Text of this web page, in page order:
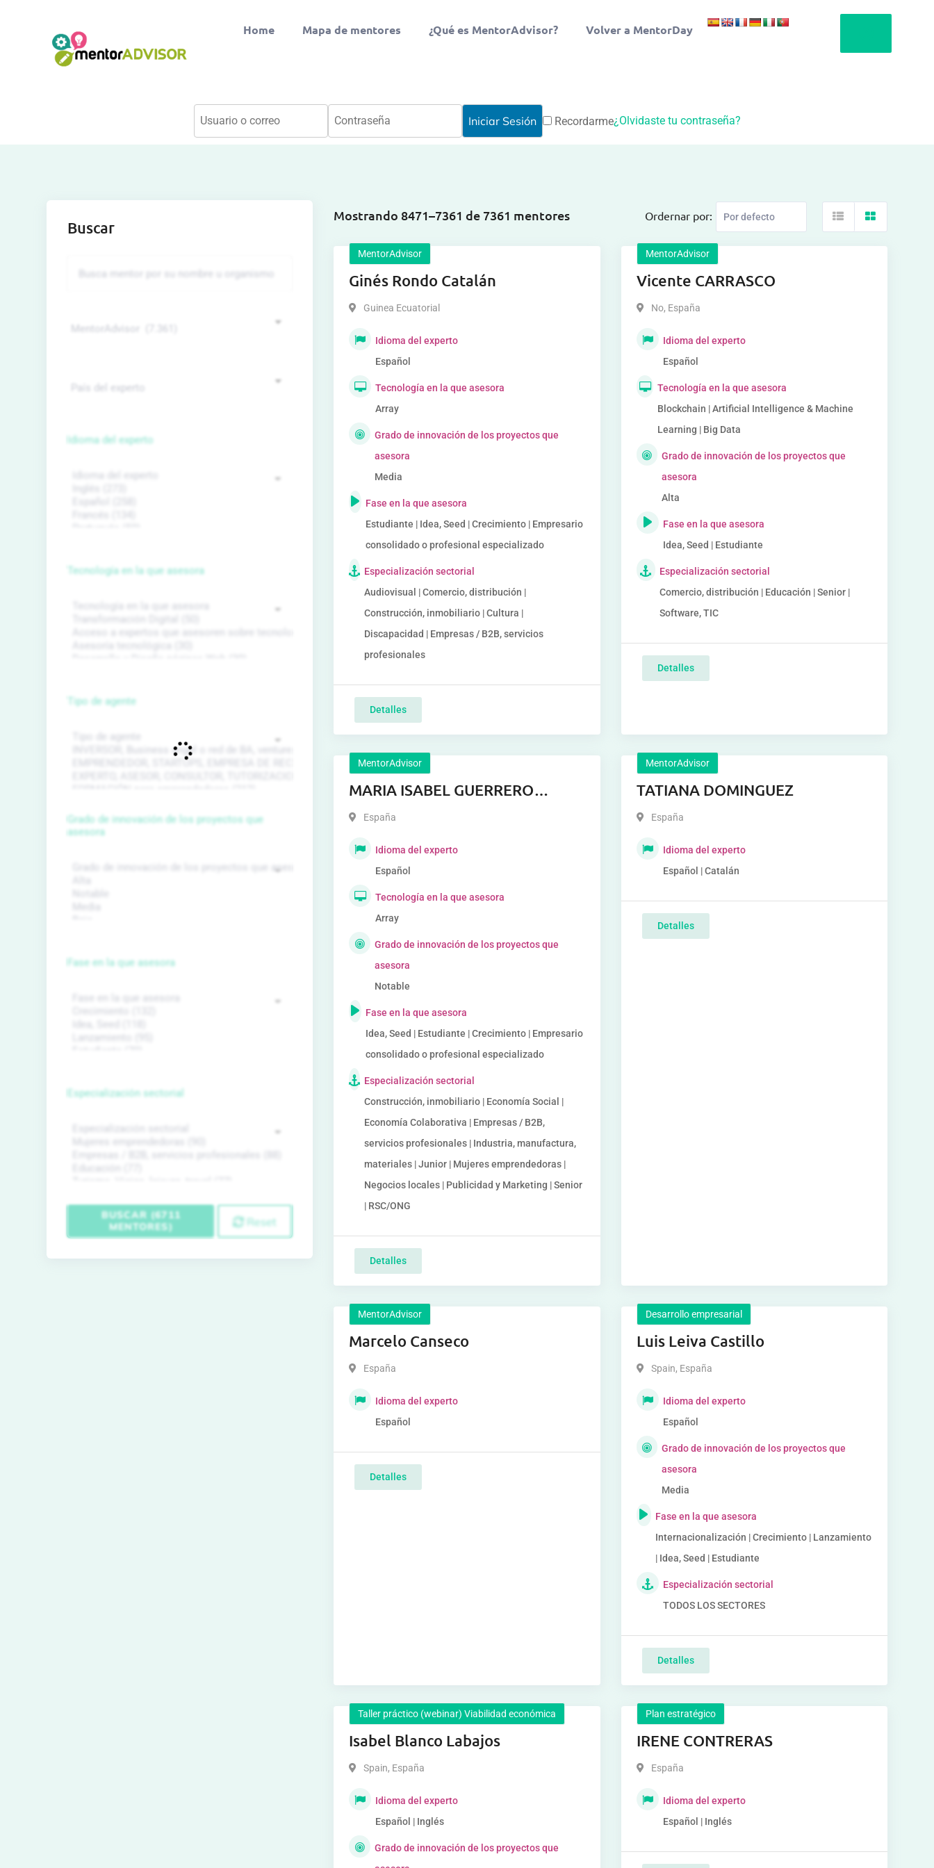
Home Mapa de mentores ¿Qué es MentorAdvisor? Volver a MentorDay
Recordarme¿Olvidaste tu contraseña?
Mostrando 8471–7361 de 7361 mentores Ordernar por:
MentorAdvisor
Ginés Rondo Catalán
Guinea Ecuatorial
Idioma del experto
Español
Tecnología en la que asesora
Array
Grado de innovación de los proyectos que
asesora
Media
Fase en la que asesora
Estudiante | Idea, Seed | Crecimiento | Empresario
consolidado o profesional especializado
Especialización sectorial
Audiovisual | Comercio, distribución |
Construcción, inmobiliario | Cultura |
Discapacidad | Empresas / B2B, servicios
profesionales
Detalles
MentorAdvisor
Vicente CARRASCO
No, España
Idioma del experto
Español
Tecnología en la que asesora
Blockchain | Artificial Intelligence & Machine
Learning | Big Data
Grado de innovación de los proyectos que
asesora
Alta
Fase en la que asesora
Idea, Seed | Estudiante
Especialización sectorial
Comercio, distribución | Educación | Senior |
Software, TIC
Detalles
MentorAdvisor
MARIA ISABEL GUERRERO
MARTINEZ
España
Idioma del experto
Español
Tecnología en la que asesora
Array
Grado de innovación de los proyectos que
asesora
Notable
Fase en la que asesora
Idea, Seed | Estudiante | Crecimiento | Empresario
consolidado o profesional especializado
Especialización sectorial
Construcción, inmobiliario | Economía Social |
Economía Colaborativa | Empresas / B2B,
servicios profesionales | Industria, manufactura,
materiales | Junior | Mujeres emprendedoras |
Negocios locales | Publicidad y Marketing | Senior
| RSC/ONG
Detalles
MentorAdvisor
TATIANA DOMINGUEZ
España
Idioma del experto
Español | Catalán
Detalles
MentorAdvisor
Marcelo Canseco
España
Idioma del experto
Español
Detalles
Desarrollo empresarial
Luis Leiva Castillo
Spain, España
Idioma del experto
Español
Grado de innovación de los proyectos que
asesora
Media
Fase en la que asesora
Internacionalización | Crecimiento | Lanzamiento
| Idea, Seed | Estudiante
Especialización sectorial
TODOS LOS SECTORES
Detalles
Taller práctico (webinar) Viabilidad económica
Isabel Blanco Labajos
Spain, España
Idioma del experto
Español | Inglés
Grado de innovación de los proyectos que
Plan estratégico
IRENE CONTRERAS
España
Idioma del experto
Español | Inglés
Buscar
Idioma del experto
Tecnología en la que asesora
Tipo de agente
Grado de innovación de los proyectos que
asesora
Fase en la que asesora
Especialización sectorial
BUSCAR (6711
MENTORES)
Reset